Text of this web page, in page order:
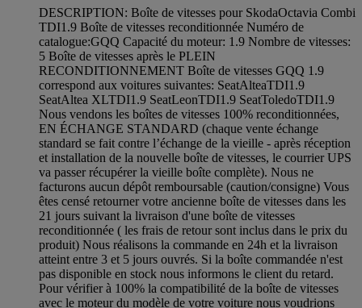
DESCRIPTION: Boîte de vitesses pour SkodaOctavia Combi
TDI1.9 Boîte de vitesses reconditionnée Numéro de
catalogue:GQQ Capacité du moteur: 1.9 Nombre de vitesses:
5 Boîte de vitesses après le PLEIN
RECONDITIONNEMENT Boîte de vitesses GQQ 1.9
correspond aux voitures suivantes: SeatAlteaTDI1.9
SeatAltea XLTDI1.9 SeatLeonTDI1.9 SeatToledoTDI1.9
Nous vendons les boîtes de vitesses 100% reconditionnées,
EN ÉCHANGE STANDARD (chaque vente échange
standard se fait contre l’échange de la vieille - après réception
et installation de la nouvelle boîte de vitesses, le courrier UPS
va passer récupérer la vieille boîte complète). Nous ne
facturons aucun dépôt remboursable (caution/consigne) Vous
êtes censé retourner votre ancienne boîte de vitesses dans les
21 jours suivant la livraison d'une boîte de vitesses
reconditionnée ( les frais de retour sont inclus dans le prix du
produit) Nous réalisons la commande en 24h et la livraison
atteint entre 3 et 5 jours ouvrés. Si la boîte commandée n'est
pas disponible en stock nous informons le client du retard.
Pour vérifier à 100% la compatibilité de la boîte de vitesses
avec le moteur du modèle de votre voiture nous voudrions